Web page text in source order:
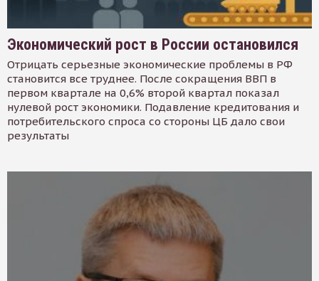
Экономический рост в России остановился
Отрицать серьезные экономические проблемы в РФ
становится все труднее. После сокращения ВВП в
первом квартале на 0,6% второй квартал показал
нулевой рост экономики. Подавление кредитования и
потребительского спроса со стороны ЦБ дало свои
результаты